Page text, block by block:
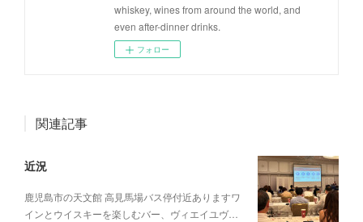
whiskey, wines from around the world, and
even after-dinner drinks.
フォロー
関連記事
近況
鹿児島市の天文館 高見馬場バス停付近ありますワ
インとウイスキーを楽しむバー、ヴィエイユヴ…